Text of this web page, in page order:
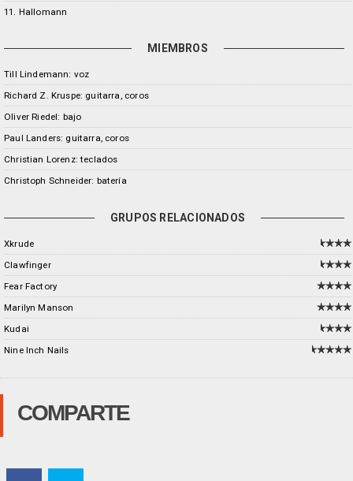
11. Hallomann
MIEMBROS
Till Lindemann: voz
Richard Z. Kruspe: guitarra, coros
Oliver Riedel: bajo
Paul Landers: guitarra, coros
Christian Lorenz: teclados
Christoph Schneider: batería
GRUPOS RELACIONADOS
Xkrude
Clawfinger
Fear Factory
Marilyn Manson
Kudai
Nine Inch Nails
COMPARTE